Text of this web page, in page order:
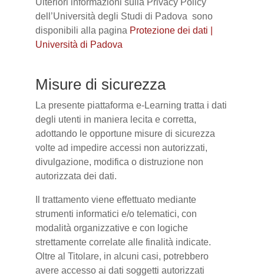
Ulteriori informazioni sulla Privacy Policy
dell’Università degli Studi di Padova sono
disponibili alla pagina Protezione dei dati |
Università di Padova
Misure di sicurezza
La presente piattaforma e-Learning tratta i dati
degli utenti in maniera lecita e corretta,
adottando le opportune misure di sicurezza
volte ad impedire accessi non autorizzati,
divulgazione, modifica o distruzione non
autorizzata dei dati.
Il trattamento viene effettuato mediante
strumenti informatici e/o telematici, con
modalità organizzative e con logiche
strettamente correlate alle finalità indicate.
Oltre al Titolare, in alcuni casi, potrebbero
avere accesso ai dati soggetti autorizzati